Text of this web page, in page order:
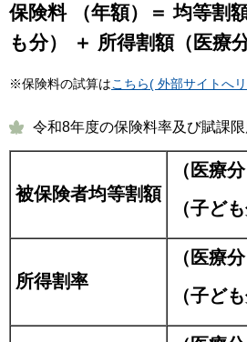
保険料 （年額）
＝ 均等割
も分） ＋ 所得割額（医療
※保険料の試算はこちら( 外部サイトへ
令和8年度の保険料率及び賦課
被保険者均等割額
（医療
（子ど
所得割率
（医療
（子ど